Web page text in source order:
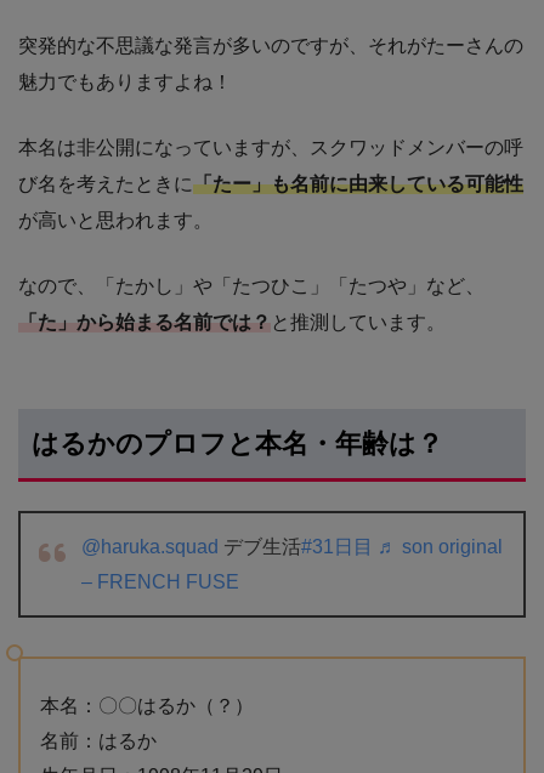
突発的な不思議な発言が多いのですが、それがたーさんの
魅力でもありますよね！
本名は非公開になっていますが、スクワッドメンバーの呼
び名を考えたときに「たー」も名前に由来している可能性
が高いと思われます。
なので、「たかし」や「たつひこ」「たつや」など、
「た」から始まる名前では？ と推測しています。
はるかのプロフと本名・年齢は？
@haruka.squad デブ生活#31日目 ♬ son original
– FRENCH FUSE
本名：〇〇はるか（？）
名前：はるか